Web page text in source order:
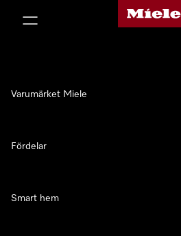
Mieles hemsida
Varumärket Miele
Fördelar
Smart hem